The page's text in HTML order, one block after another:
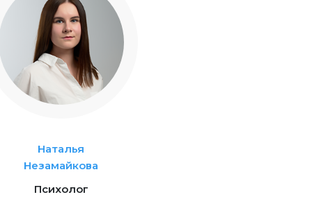
Наталья
Незамайкова
Психолог